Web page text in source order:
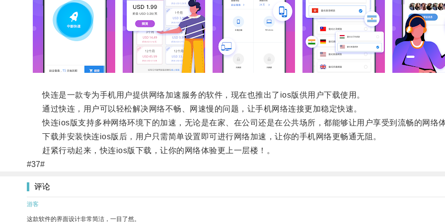
快连是一款专为手机用户提供网络加速服务的软件，现在也推出了ios版供用户下载使用。
通过快连，用户可以轻松解决网络不畅、网速慢的问题，让手机网络连接更加稳定快速。
快连ios版支持多种网络环境下的加速，无论是在家、在公司还是在公共场所，都能够让用户享受到流畅的网络
下载并安装快连ios版后，用户只需简单设置即可进行网络加速，让你的手机网络更畅通无阻。
赶紧行动起来，快连ios版下载，让你的网络体验更上一层楼！。
#37#
评论
游客
这款软件的界面设计非常简洁，一目了然。